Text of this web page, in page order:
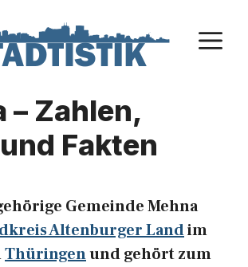
– Zahlen,
Fakten
Gemeinde Mehna
Altenburger Landim
Thüringenund gehört zum